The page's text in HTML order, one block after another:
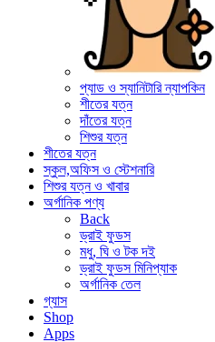
প্যাড ও স্যানিটারি ন্যাপকিন
শীতের যত্ন
দাঁতের যত্ন
শিশুর যত্ন
শীতের যত্ন
স্কুল,অফিস ও স্টেশনারি
শিশুর যত্ন ও খাবার
অর্গানিক পণ্য
Back
ড্রাই ফুডস
মধু, ঘি ও টক দই
ড্রাই ফুডস মিনিপ্যাক
অর্গানিক তেল
গ্যাস
Shop
Apps